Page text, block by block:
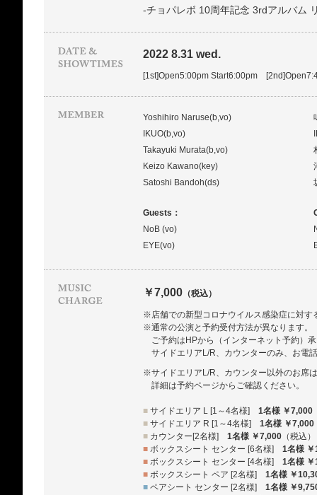
-チョパレボ 10周年記念 3rdアルバム
2022 8.31 wed.
[1st]Open5:00pm Start6:00pm
Yoshihiro Naruse(b,vo)
IKUO(b,vo)
Takayuki Murata(b,vo)
Keizo Kawano(key)
Satoshi Bandoh(ds)
Guests：
NoB (vo)
EYE(vo)
￥7,000 （税込）
※店舗での新型コロナウイルス感染症に対す
※通常の公演と予約受付方法が異なります。
ご予約はHPから（インターネット予約）
サイドエリアL/R、カウンターのみ、お電
※サイドエリアL/R、カウンター以外のお席
詳細は予約ページからご確認ください。
■ サイドエリア L [1～4名様] 1名様 ￥7,000
■ サイドエリア R [1～4名様] 1名様 ￥7,000
■ カウンター[2名様] 1名様 ￥7,000 （税込）
■ ボックスシート センター [6名様] 1名様
■ ボックスシート センター [4名様] 1名様
■ ボックスシート ペア [2名様] 1名様 ￥
■ ペアシート センター [2名様] 1名様 ￥